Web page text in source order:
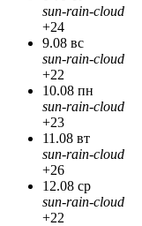
sun-rain-cloud
+24
9.08 вс
sun-rain-cloud
+22
10.08 пн
sun-rain-cloud
+23
11.08 вт
sun-rain-cloud
+26
12.08 ср
sun-rain-cloud
+22